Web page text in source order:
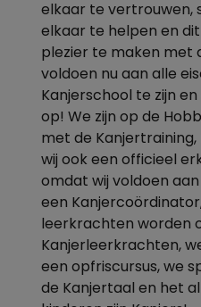
elkaar te vertrouwen,
elkaar te helpen en
plezier te maken met
voldoen nu aan alle
Kanjerschool te zijn
op! We zijn op de
met de
wij ook een officieel
omdat wij voldoen
een
leerkrachten worden
Kanjerleerkrachten,
een opfriscursus, we
de Kanjertaal en het